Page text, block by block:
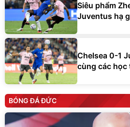
Siêu phẩm
Juventus hạ
Chelsea 0-1
cùng các học
BÓNG ĐÁ ĐỨC